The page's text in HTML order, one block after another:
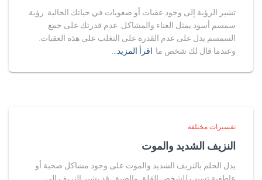
تشير الرؤية إلى وجود عقبات أو صعوبات في حياتك الحالية. رؤية
سمسم أسود يمثل العناء والمشاكل. عدم قدرتك على جمع
السمسم يدل على عدم القدرة على التغلب على هذه العقبات.
وعندما قال لك شخص ما اقرأ المزيد…
تفسيرات مختلفة
النزيف الشديد والموت
يدل الحلم بالنزيف الشديد والموت على وجود مشاكل صحية أو